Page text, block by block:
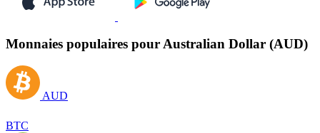
Monnaies populaires pour Australian Dollar (AUD)
AUD
BTC